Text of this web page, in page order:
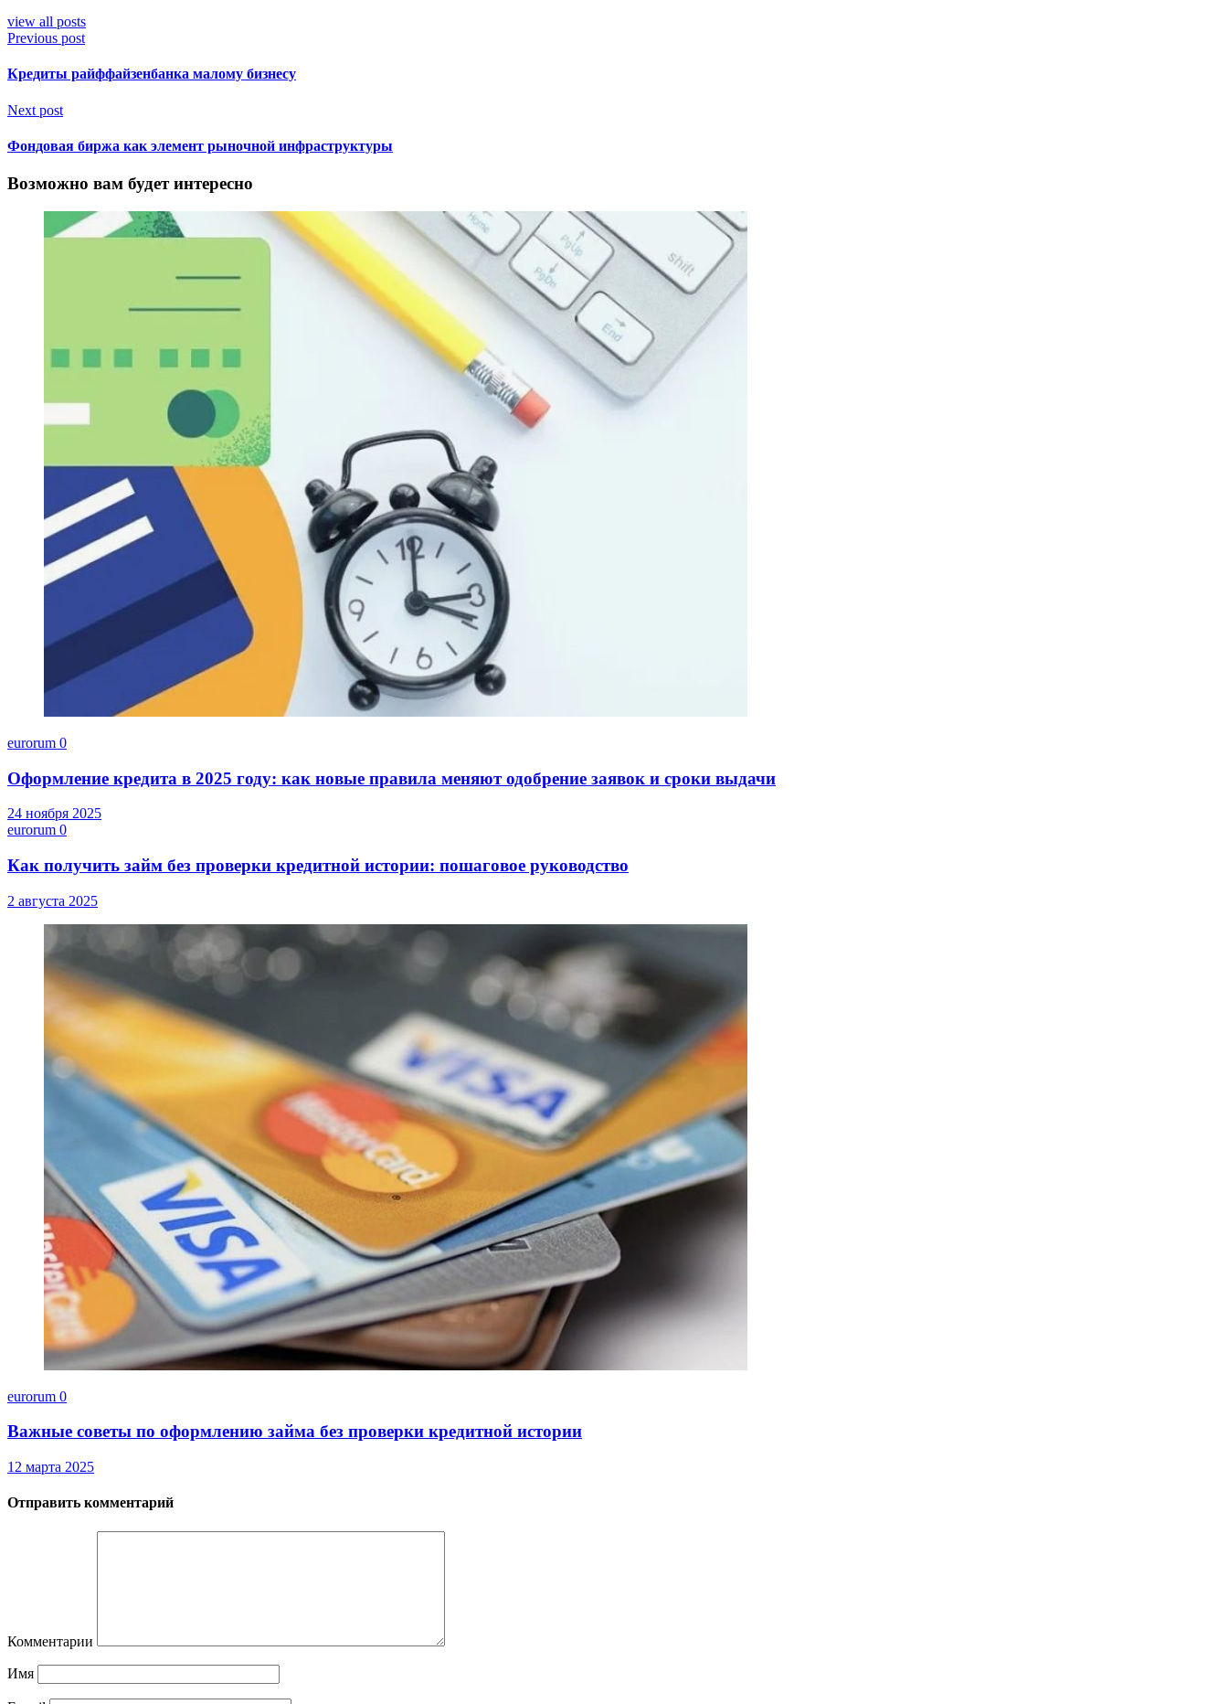
view all posts
Previous post
Кредиты райффайзенбанка малому бизнесу
Next post
Фондовая биржа как элемент рыночной инфраструктуры
Возможно вам будет интересно
eurorum 0
Оформление кредита в 2025 году: как новые правила меняют одобрение заявок и сроки выдачи
24 ноября 2025
eurorum 0
Как получить займ без проверки кредитной истории: пошаговое руководство
2 августа 2025
eurorum 0
Важные советы по оформлению займа без проверки кредитной истории
12 марта 2025
Отправить комментарий
Комментарии
Имя